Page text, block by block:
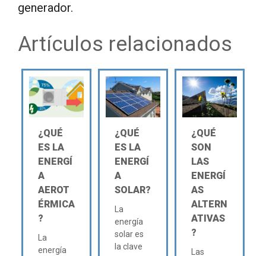
generador.
Artículos relacionados
¿QUÉ
ES LA
ENERGÍ
A
AEROT
ÉRMICA
?
La
energía
¿QUÉ
ES LA
ENERGÍ
A
SOLAR?
La
energía
solar es
la clave
¿QUÉ
SON
LAS
ENERGÍ
AS
ALTERN
ATIVAS
?
Las